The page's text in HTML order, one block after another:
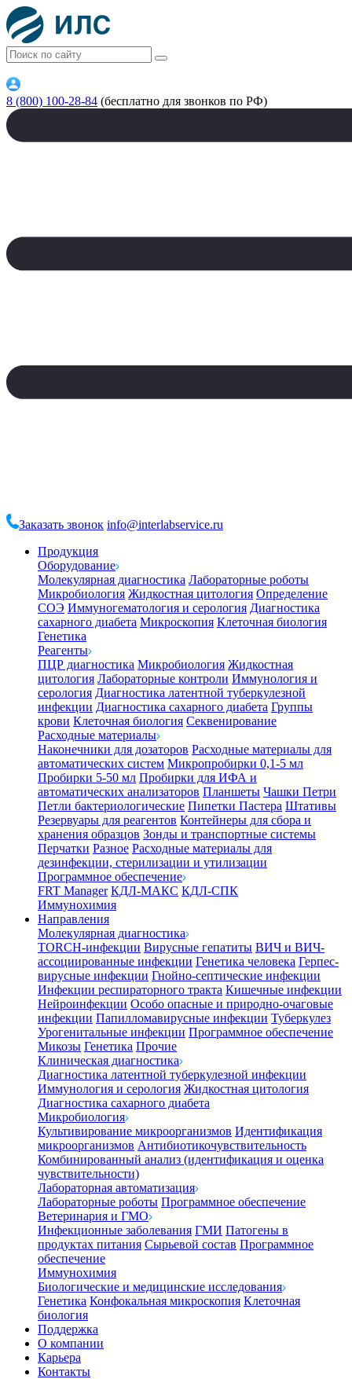
8 (800) 100-28-84 (бесплатно для звонков по РФ)
Заказать звонок info@interlabservice.ru
Продукция
Оборудование
Молекулярная диагностика Лабораторные роботы
Микробиология Жидкостная цитология Определение
СОЭ Иммуногематология и серология Диагностика
сахарного диабета Микроскопия Клеточная биология
Генетика
Реагенты
ПЦР диагностика Микробиология Жидкостная
цитология Лабораторные контроли Иммунология и
серология Диагностика латентной туберкулезной
инфекции Диагностика сахарного диабета Группы
крови Клеточная биология Секвенирование
Расходные материалы
Наконечники для дозаторов Расходные материалы для
автоматических систем Микропробирки 0,1-5 мл
Пробирки 5-50 мл Пробирки для ИФА и
автоматических анализаторов Планшеты Чашки Петри
Петли бактериологические Пипетки Пастера Штативы
Резервуары для реагентов Контейнеры для сбора и
хранения образцов Зонды и транспортные системы
Перчатки Разное Расходные материалы для
дезинфекции, стерилизации и утилизации
Программное обеспечение
FRT Manager КДЛ-МАКС КДЛ-СПК
Иммунохимия
Направления
Молекулярная диагностика
TORCH-инфекции Вирусные гепатиты ВИЧ и ВИЧ-
ассоциированные инфекции Генетика человека Герпес-
вирусные инфекции Гнойно-септические инфекции
Инфекции респираторного тракта Кишечные инфекции
Нейроинфекции Особо опасные и природно-очаговые
инфекции Папилломавирусные инфекции Туберкулез
Урогенитальные инфекции Программное обеспечение
Микозы Генетика Прочие
Клиническая диагностика
Диагностика латентной туберкулезной инфекции
Иммунология и серология Жидкостная цитология
Диагностика сахарного диабета
Микробиология
Культивирование микроорганизмов Идентификация
микроорганизмов Антибиотикочувствительность
Комбинированный анализ (идентификация и оценка
чувствительности)
Лабораторная автоматизация
Лабораторные роботы Программное обеспечение
Ветеринария и ГМО
Инфекционные заболевания ГМИ Патогены в
продуктах питания Сырьевой состав Программное
обеспечение
Иммунохимия
Биологические и медицинские исследования
Генетика Конфокальная микроскопия Клеточная
биология
Поддержка
О компании
Карьера
Контакты